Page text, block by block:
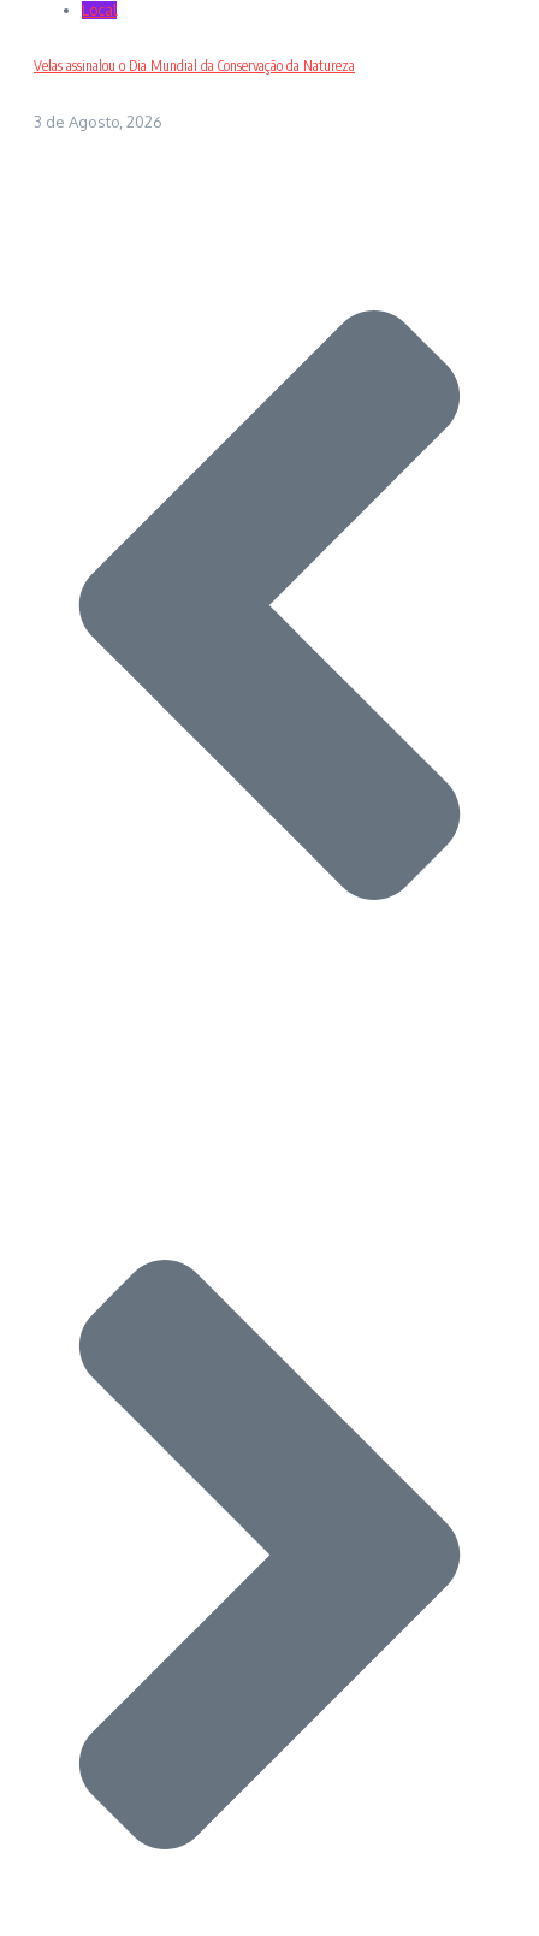
Local
Velas assinalou o Dia Mundial da Conservação da Natureza
3 de Agosto, 2026